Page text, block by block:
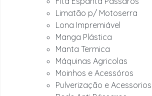
Limatão p/ Motoserra
Lona Impremiável
Manga Plástica
Manta Termica
Máquinas Agricolas
Moinhos e Acessóros
Pulverização e Acessorios